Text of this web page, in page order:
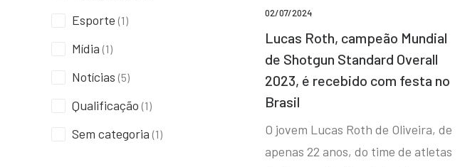
Esporte (1)
Mídia (1)
Notícias (5)
Qualificação (1)
Sem categoria (1)
02/07/2024
Lucas Roth, campeão Mundial
de Shotgun Standard Overall
2023, é recebido com festa no
Brasil
O jovem Lucas Roth de Oliveira, de
apenas 22 anos, do time de atletas